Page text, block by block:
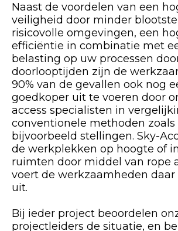
Naast de voordelen van een
veiligheid door minder
risicovolle omgevingen, een
efficiëntie in combinatie met
belasting op uw processen
doorlooptijden zijn de
90% van de gevallen ook nog
goedkoper uit te voeren door
access specialisten in
conventionele methoden zoals
bijvoorbeeld stellingen. Sky-
de werkplekken op hoogte of
ruimten door middel van rope
voert de werkzaamheden
uit.
Bij ieder project beoordelen
projectleiders de situatie, en